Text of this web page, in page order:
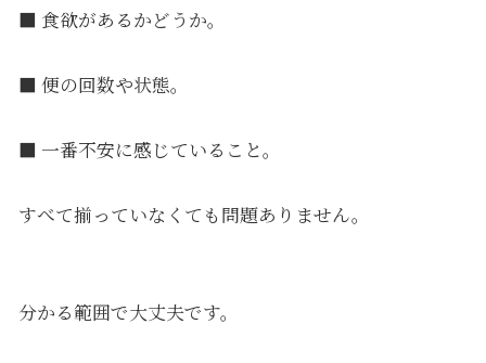
■ 食欲があるかどうか。
■ 便の回数や状態。
■ 一番不安に感じていること。
すべて揃っていなくても問題ありません。
分かる範囲で大丈夫です。